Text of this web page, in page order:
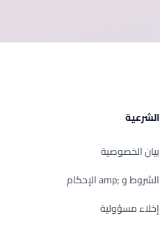
الشرعية
بيان الخصوصية
الشروط و ;amp الإحكام
إخلاء مسؤولية